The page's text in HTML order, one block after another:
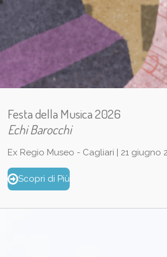
Festa della Musica 2026
Echi Barocchi
Ex Regio Museo - Cagliari | 21 giugno
Scopri di Più